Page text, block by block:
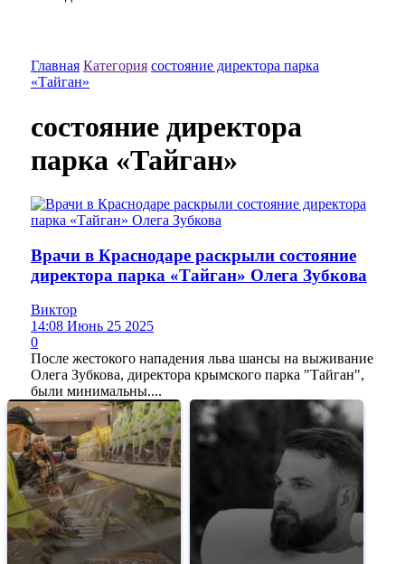
Главная Категория состояние директора парка
«Тайган»
состояние директора
парка «Тайган»
Врачи в Краснодаре раскрыли состояние
директора парка «Тайган» Олега Зубкова
Виктор
14:08 Июнь 25 2025
0
После жестокого нападения льва шансы на выживание
Олега Зубкова, директора крымского парка "Тайган",
были минимальны....